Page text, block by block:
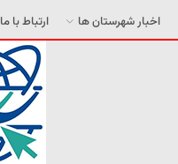
اخبار شهرستان ها
ارتباط با ما